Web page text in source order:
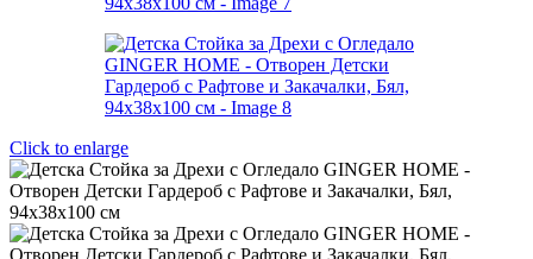
Click to enlarge